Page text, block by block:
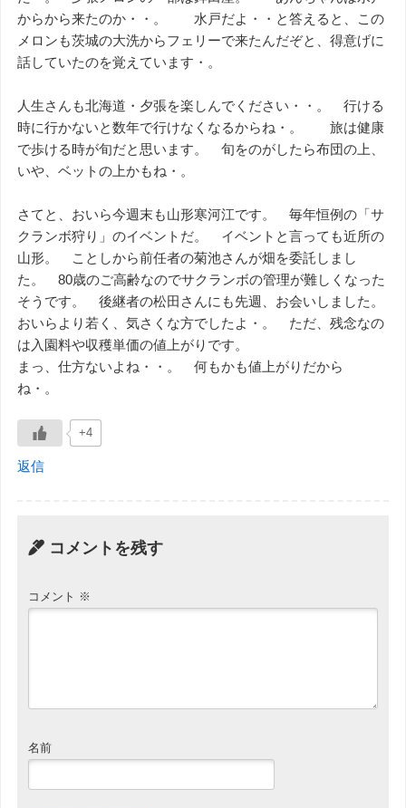
からから来たのか・・。 水戸だよ・・と答えると、この
メロンも茨城の大洗からフェリーで来たんだぞと、得意げに
話していたのを覚えています・。
人生さんも北海道・夕張を楽しんでください・・。 行ける
時に行かないと数年で行けなくなるからね・。 旅は健康
で歩ける時が旬だと思います。 旬をのがしたら布団の上、
いや、ベットの上かもね・。
さてと、おいら今週末も山形寒河江です。 毎年恒例の「サ
クランボ狩り」のイベントだ。 イベントと言っても近所の
山形。 ことしから前任者の菊池さんが畑を委託しまし
た。 80歳のご高齢なのでサクランボの管理が難しくなった
そうです。 後継者の松田さんにも先週、お会いしました。
おいらより若く、気さくな方でしたよ・。 ただ、残念なの
は入園料や収穫単価の値上がりです。
まっ、仕方ないよね・・。 何もかも値上がりだから
ね・。
+4
返信
コメントを残す
コメント ※
名前